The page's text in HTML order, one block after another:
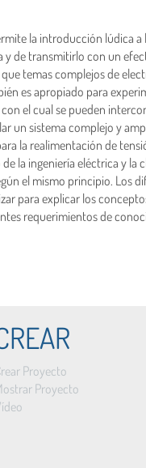
la introducción lúdica
de transmitirlo con un
temas complejos de
es apropiado para
el cual se pueden
un sistema complejo y
la realimentación de
la ingeniería eléctrica y
el mismo principio. Los
para explicar los
requerimientos de
Proyecto
Proyecto